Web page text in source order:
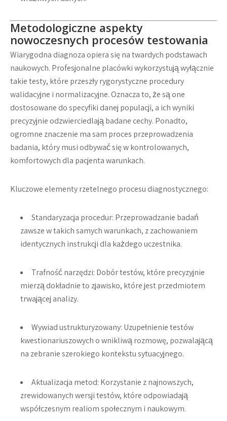
Metodologiczne aspekty
nowoczesnych procesów testowania
Wiarygodna diagnoza opiera się na twardych podstawach
naukowych. Profesjonalne placówki wykorzystują wyłącznie
takie testy, które przeszły rygorystyczne procedury
walidacyjne i normalizacyjne. Oznacza to, że są one
dostosowane do specyfiki danej populacji, a ich wyniki
precyzyjnie odzwierciedlają badane cechy. Ponadto,
ogromne znaczenie ma sam proces przeprowadzenia
badania, który musi odbywać się w kontrolowanych,
komfortowych dla pacjenta warunkach.
Kluczowe elementy rzetelnego procesu diagnostycznego:
Standaryzacja procedur: Przeprowadzanie badań
zawsze w takich samych warunkach, z zachowaniem
identycznych instrukcji dla każdego uczestnika.
Trafność narzędzi: Dobór testów, które precyzyjnie
mierzą dokładnie to zjawisko, które jest przedmiotem
trwającej analizy.
Wywiad ustrukturyzowany: Uzupełnienie testów
kwestionariuszowych o wnikliwą rozmowę, pozwalającą
na zebranie szerokiego kontekstu sytuacyjnego.
Aktualizacja metod: Korzystanie z najnowszych,
zrewidowanych wersji testów, które odpowiadają
współczesnym realiom społecznym i naukowym.